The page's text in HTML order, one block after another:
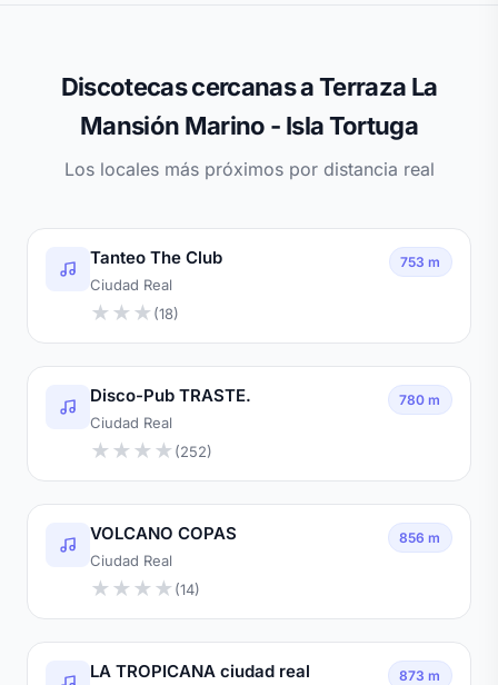
Discotecas cercanas a Terraza La
Mansión Marino - Isla Tortuga
Los locales más próximos por distancia real
Tanteo The Club
Ciudad Real
★ ★ ★ (18)
753 m
Disco-Pub TRASTE.
Ciudad Real
★ ★ ★ ★ (252)
780 m
VOLCANO COPAS
Ciudad Real
★ ★ ★ ★ (14)
856 m
LA TROPICANA ciudad real 873 m